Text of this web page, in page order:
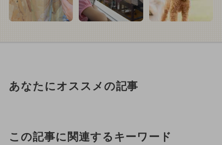
あなたにオススメの記事
この記事に関連するキーワード